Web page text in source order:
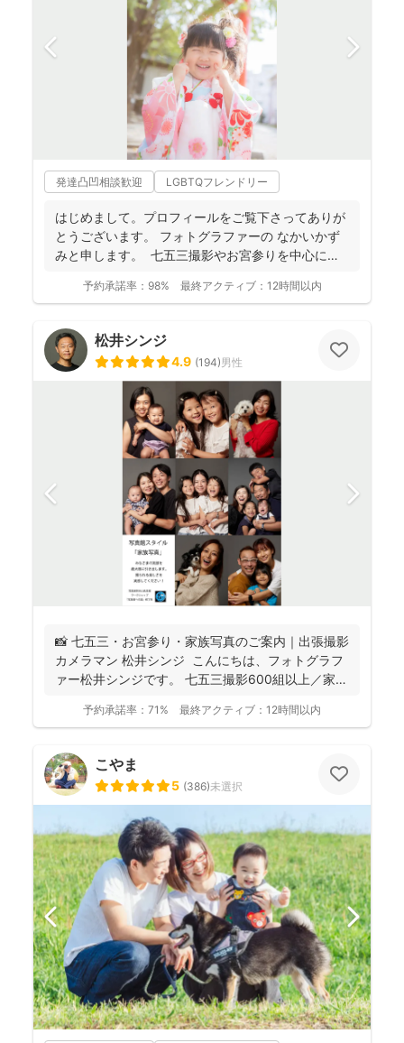
発達凸凹相談歓迎 LGBTQフレンドリー
はじめまして。プロフィールをご覧下さってありが
とうございます。 フォトグラファーの なかいかず
みと申します。 七五三撮影やお宮参りを中心に家
予約承諾率： 98% 最終アクティブ： 12時間以内
松井シンジ
4.9 (194)男性
📸 七五三・お宮参り・家族写真のご案内｜出張撮影
カメラマン 松井シンジ こんにちは、フォトグラフ
ァー松井シンジです。 七五三撮影600組以上／家
予約承諾率： 71% 最終アクティブ： 12時間以内
こやま
5 (386)未選択